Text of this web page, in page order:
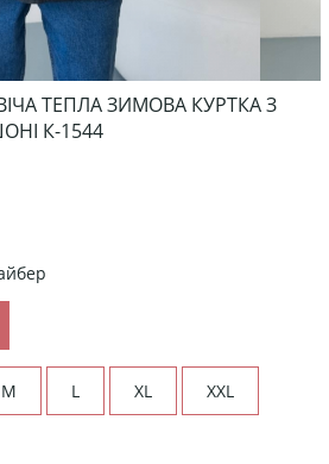
ТЕПЛА ЗИМОВА КУРТКА З
К-1544
M L XL XXL